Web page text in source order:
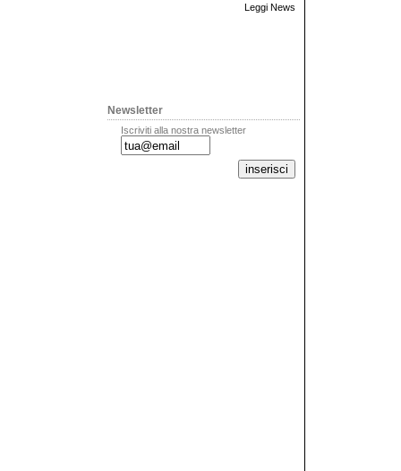
Leggi News
Newsletter
Iscriviti alla nostra newsletter